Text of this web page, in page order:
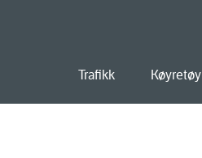
Trafikk Køyretøy